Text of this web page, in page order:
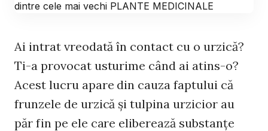
Ai intrat vreodată în contact cu o urzică?
Ti-a provocat usturime când ai atins-o?
Acest lucru apare din cauza faptului că
frunzele de urzică şi tulpina urzicior au
păr fin pe ele care eliberează substanţe